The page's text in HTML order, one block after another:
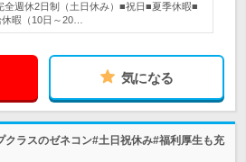
全週休2日制（土日休み）■祝日■夏季休暇■
暇（10日～20…
気になる
クラスのゼネコン#土日祝休み#福利厚生も充